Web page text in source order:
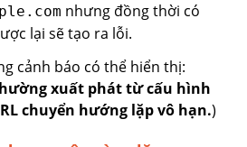
nhưng đồng thời có
lại sẽ tạo ra lỗi.
cảnh báo có thể hiển thị:
xuất phát từ cấu hình
chuyển hướng lặp vô hạn.)